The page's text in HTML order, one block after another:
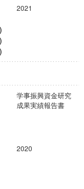
2021
学事振興資金研究
成果実績報告書
2020